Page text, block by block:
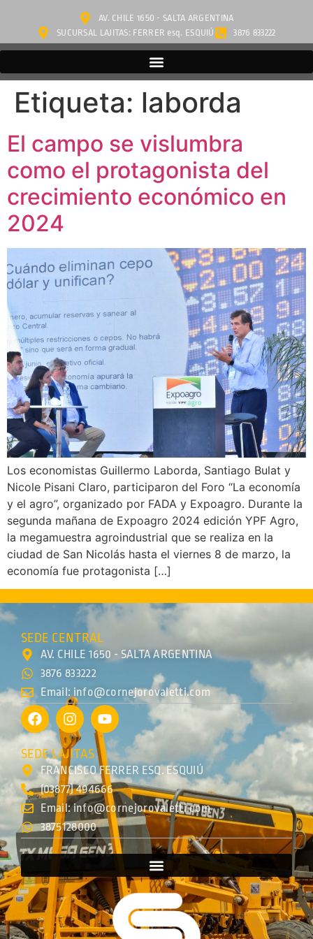
AV. CHILE 1650 - SALTA ARGENTINA
SUCURSAL LAJITAS: FERRER esq. ESQUIÚ
3876 833222
Etiqueta: laborda
El campo se vislumbra
como el protagonista del
crecimiento económico en
2024
Los economistas Guillermo Laborda, Santiago Bulat y
Nicole Pisani Claro, participaron del Foro “La economía
y el agro”, organizado por FADA y Expoagro. Durante la
segunda mañana de Expoagro 2024 edición YPF Agro,
la megamuestra agroindustrial que se realiza en la
ciudad de San Nicolás hasta el viernes 8 de marzo, la
economía fue protagonista […]
SEDE CENTRAL
AV. CHILE 1650 - SALTA ARGENTINA
3876 833222
Email: info@cornejorovaletti.com
SEDE LAJITAS
FRANCISCO FERRER ESQ. ESQUIÚ
(03877) 494666
Email: info@cornejorovaletti.com
3875128000